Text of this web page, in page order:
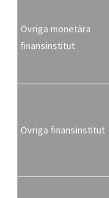
Övriga monetära
finansinstitut
Övriga finansinstitut